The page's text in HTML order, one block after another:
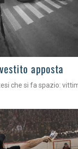
apposta
che si fa spazio: